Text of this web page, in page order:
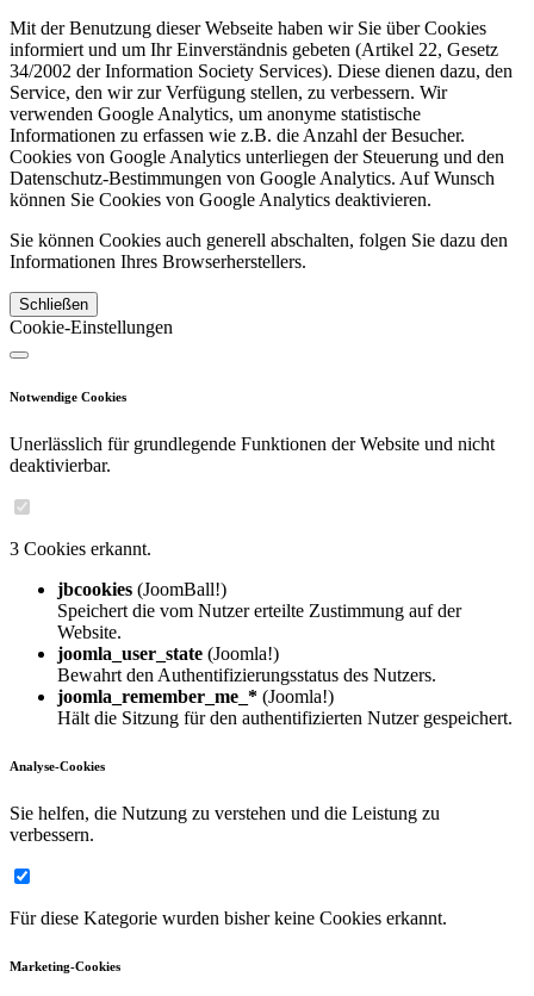
Mit der Benutzung dieser Webseite haben wir Sie über Cookies
informiert und um Ihr Einverständnis gebeten (Artikel 22, Gesetz
34/2002 der Information Society Services). Diese dienen dazu, den
Service, den wir zur Verfügung stellen, zu verbessern. Wir
verwenden Google Analytics, um anonyme statistische
Informationen zu erfassen wie z.B. die Anzahl der Besucher.
Cookies von Google Analytics unterliegen der Steuerung und den
Datenschutz-Bestimmungen von Google Analytics. Auf Wunsch
können Sie Cookies von Google Analytics deaktivieren.
Sie können Cookies auch generell abschalten, folgen Sie dazu den
Informationen Ihres Browserherstellers.
Schließen
Cookie-Einstellungen
Notwendige Cookies
Unerlässlich für grundlegende Funktionen der Website und nicht
deaktivierbar.
3 Cookies erkannt.
jbcookies (JoomBall!)
Speichert die vom Nutzer erteilte Zustimmung auf der
Website.
joomla_user_state (Joomla!)
Bewahrt den Authentifizierungsstatus des Nutzers.
joomla_remember_me_* (Joomla!)
Hält die Sitzung für den authentifizierten Nutzer gespeichert.
Analyse-Cookies
Sie helfen, die Nutzung zu verstehen und die Leistung zu
verbessern.
Für diese Kategorie wurden bisher keine Cookies erkannt.
Marketing-Cookies